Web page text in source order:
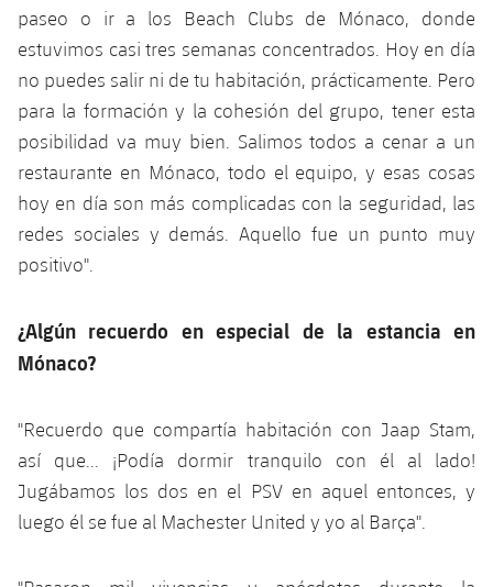
paseo o ir a los Beach Clubs de Mónaco, donde
estuvimos casi tres semanas concentrados. Hoy en día
no puedes salir ni de tu habitación, prácticamente. Pero
para la formación y la cohesión del grupo, tener esta
posibilidad va muy bien. Salimos todos a cenar a un
restaurante en Mónaco, todo el equipo, y esas cosas
hoy en día son más complicadas con la seguridad, las
redes sociales y demás. Aquello fue un punto muy
positivo".
¿Algún recuerdo en especial de la estancia en
Mónaco?
"Recuerdo que compartía habitación con Jaap Stam,
así que... ¡Podía dormir tranquilo con él al lado!
Jugábamos los dos en el PSV en aquel entonces, y
luego él se fue al Machester United y yo al Barça".